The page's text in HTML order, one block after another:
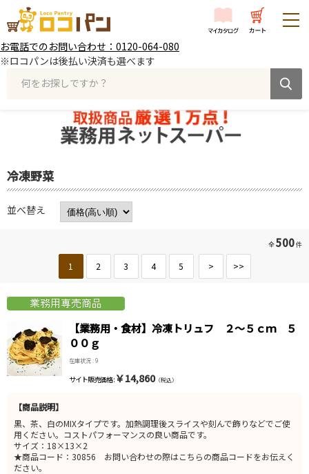
お電話でのお問い合わせ：0120-064-080
※ロコパンは後払い決済も選べます
何をお探しですか？
冷凍野菜
並べ替え
全500件
1 2 3 4 5 > >>
【業務用・食材】冷凍トリュフ ２～５ｃｍ ５
００ｇ
在庫状況 : 9
サイト販売価格 : ￥14,860（税込）
【商品説明】
黒、茶、白のMIXタイプです。加熱調理後スライスや刻んで飾りなどでご使
用ください。コストパフォーマンスの良い商品です。
サイズ：18×13×2
★商品コード：30856 お問い合わせの際はこちらの商品コードをお伝えく
ださい。